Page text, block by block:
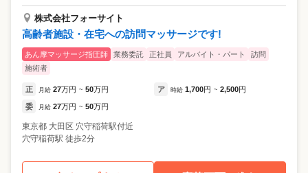
株式会社フォーサイト
高齢者施設・在宅への訪問マッサージです!
あん摩マッサージ指圧師 業務委託 正社員 アルバイト・パート
訪問
施術者
正 月給 27万円 ~ 50万円 ア 時給 1,700円 ~ 2,500円
委 月給 27万円 ~ 50万円
東京都 大田区 穴守稲荷駅付近
穴守稲荷駅 徒歩2分